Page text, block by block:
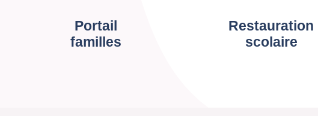
Portail
familles
Restauration
scolaire